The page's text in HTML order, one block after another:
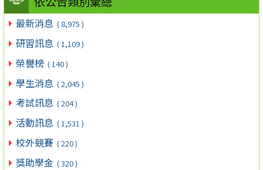
最新消息 ( 8,975 )
研習訊息 ( 1,109 )
榮譽榜 ( 140 )
學生消息 ( 2,045 )
考試訊息 ( 204 )
活動訊息 ( 1,531 )
校外競賽 ( 220 )
獎助學金 ( 320 )